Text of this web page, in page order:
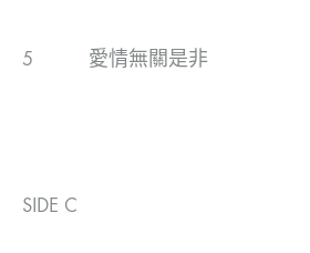
5 愛情無關是非
SIDE C